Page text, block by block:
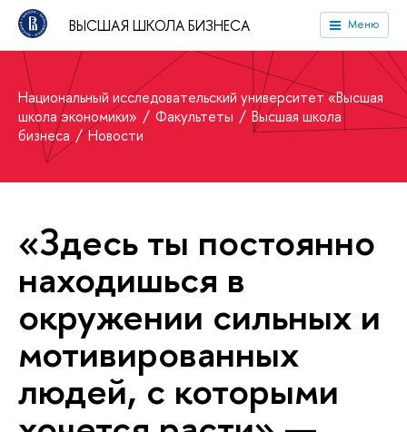
ВЫСШАЯ ШКОЛА БИЗНЕСА Меню
Национальный исследовательский университет «Высшая
школа экономики»
Факультеты
Высшая школа
бизнеса
Новости
«Здесь ты постоянно
находишься в
окружении сильных и
мотивированных
людей, с которыми